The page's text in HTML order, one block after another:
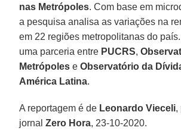
nas Metrópoles. Com base em
a pesquisa analisa as variações na
em 22 regiões metropolitanas do
uma parceria entre PUCRS,
Metrópoles eObservatório da
América Latina.
A reportagem é de Leonardo Vieceli,
jornalZero Hora, 23-10-2020.